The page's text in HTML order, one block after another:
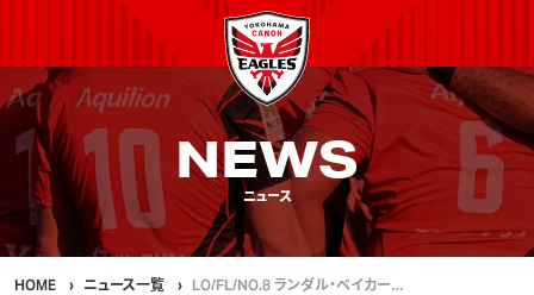
NEWS
ニュース
HOME ニュース一覧 LO/FL/NO.8 ランダル・ベイカー…